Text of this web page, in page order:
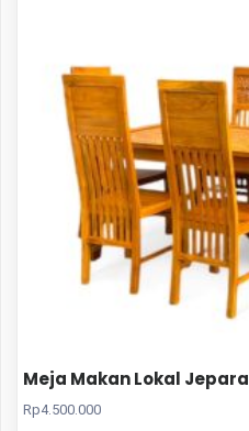
Meja Makan Lokal Jepara
Rp4.500.000